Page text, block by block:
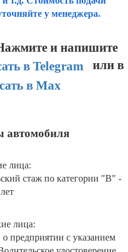
у менеджера.
и напишите
или в
автомобиля
лица:
стаж по категории "B" -
лица:
предприятии с указанием